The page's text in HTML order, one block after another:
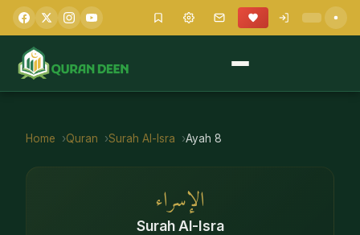
Home Quran Surah Al-Isra Ayah 8
الإسراء
Surah Al-Isra